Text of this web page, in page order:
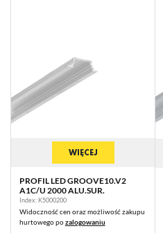
WIĘCEJ
PROFIL LED GROOVE10.V2
A1C/U 2000 ALU.SUR.
Index: K5000200
Widoczność cen oraz możliwość zakupu
hurtowego pozalogowaniu